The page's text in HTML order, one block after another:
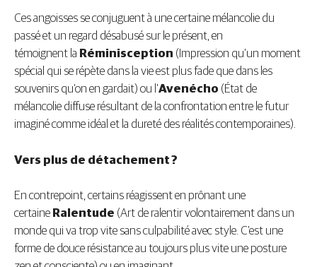
Ces angoisses se conjuguent à une certaine mélancolie du
passé et un regard désabusé sur le présent, en
témoignent la Réminisception (Impression qu’un moment
spécial qui se répète dans la vie est plus fade que dans les
souvenirs qu’on en gardait) ou l’Avenécho (État de
mélancolie diffuse résultant de la confrontation entre le futur
imaginé comme idéal et la dureté des réalités contemporaines).
Vers plus de détachement ?
En contrepoint, certains réagissent en prônant une
certaine Ralentude (Art de ralentir volontairement dans un
monde qui va trop vite sans culpabilité avec style. C’est une
forme de douce résistance au toujours plus vite une posture